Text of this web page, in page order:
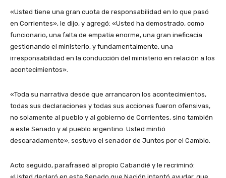
«Usted tiene una gran cuota de responsabilidad en lo que pasó
en Corrientes», le dijo, y agregó: «Usted ha demostrado, como
funcionario, una falta de empatía enorme, una gran ineficacia
gestionando el ministerio, y fundamentalmente, una
irresponsabilidad en la conducción del ministerio en relación a los
acontecimientos».
«Toda su narrativa desde que arrancaron los acontecimientos,
todas sus declaraciones y todas sus acciones fueron ofensivas,
no solamente al pueblo y al gobierno de Corrientes, sino también
a este Senado y al pueblo argentino. Usted mintió
descaradamente», sostuvo el senador de Juntos por el Cambio.
Acto seguido, parafraseó al propio Cabandié y le recriminó: